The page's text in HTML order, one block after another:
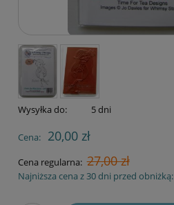
Wysyłka do: 5 dni
Cena: 20,00 zł
Cena regularna: 27,00 zł
Najniższa cena z 30 dni przed obniżką: